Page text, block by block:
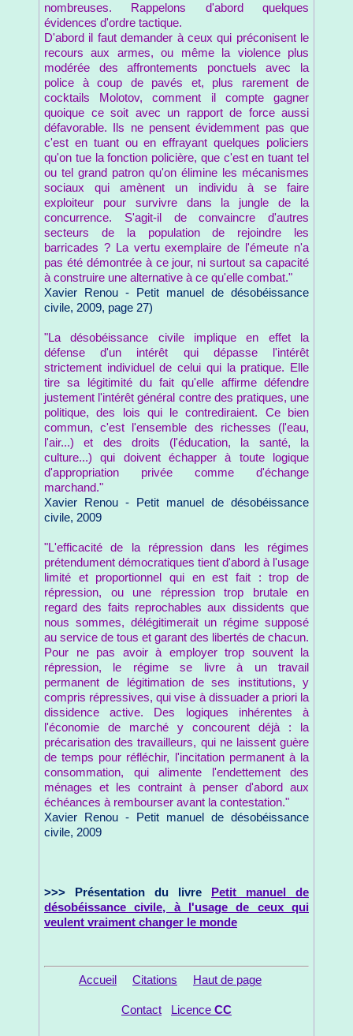
nombreuses. Rappelons d'abord quelques
évidences d'ordre tactique.
D'abord il faut demander à ceux qui préconisent le
recours aux armes, ou même la violence plus
modérée des affrontements ponctuels avec la
police à coup de pavés et, plus rarement de
cocktails Molotov, comment il compte gagner
quoique ce soit avec un rapport de force aussi
défavorable. Ils ne pensent évidemment pas que
c'est en tuant ou en effrayant quelques policiers
qu'on tue la fonction policière, que c'est en tuant tel
ou tel grand patron qu'on élimine les mécanismes
sociaux qui amènent un individu à se faire
exploiteur pour survivre dans la jungle de la
concurrence. S'agit-il de convaincre d'autres
secteurs de la population de rejoindre les
barricades ? La vertu exemplaire de l'émeute n'a
pas été démontrée à ce jour, ni surtout sa capacité
à construire une alternative à ce qu'elle combat."
Xavier Renou - Petit manuel de désobéissance
civile, 2009, page 27)
"La désobéissance civile implique en effet la
défense d'un intérêt qui dépasse l'intérêt
strictement individuel de celui qui la pratique. Elle
tire sa légitimité du fait qu'elle affirme défendre
justement l'intérêt général contre des pratiques, une
politique, des lois qui le contrediraient. Ce bien
commun, c'est l'ensemble des richesses (l'eau,
l'air...) et des droits (l'éducation, la santé, la
culture...) qui doivent échapper à toute logique
d'appropriation privée comme d'échange
marchand."
Xavier Renou - Petit manuel de désobéissance
civile, 2009
"L'efficacité de la répression dans les régimes
prétendument démocratiques tient d'abord à l'usage
limité et proportionnel qui en est fait : trop de
répression, ou une répression trop brutale en
regard des faits reprochables aux dissidents que
nous sommes, délégitimerait un régime supposé
au service de tous et garant des libertés de chacun.
Pour ne pas avoir à employer trop souvent la
répression, le régime se livre à un travail
permanent de légitimation de ses institutions, y
compris répressives, qui vise à dissuader a priori la
dissidence active. Des logiques inhérentes à
l'économie de marché y concourent déjà : la
précarisation des travailleurs, qui ne laissent guère
de temps pour réfléchir, l'incitation permanent à la
consommation, qui alimente l'endettement des
ménages et les contraint à penser d'abord aux
échéances à rembourser avant la contestation."
Xavier Renou - Petit manuel de désobéissance
civile, 2009
>>> Présentation du livre Petit manuel de
désobéissance civile, à l'usage de ceux qui
veulent vraiment changer le monde
Accueil Citations Haut de page
Contact Licence CC